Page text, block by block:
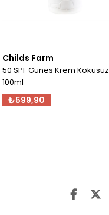
Childs Farm
50 SPF Gunes Krem Kokusuz
100ml
₺599,90